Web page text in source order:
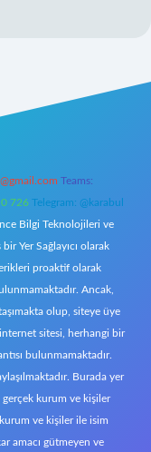
Teams:
726 Telegram: @karabul
Bilgi Teknolojileri ve
Yer Sağlayıcı olarak
proaktif olarak
Ancak,
olup, siteye üye
sitesi, herhangi bir
bulunmamaktadır.
Burada yer
kurum ve kişiler
kurum ve kişiler ile isim
amacı gütmeyen ve